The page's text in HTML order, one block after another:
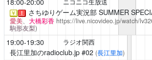
18:00-20:00 ニコニコ生放送
￥ ！ さちゆりゲーム実況部SUMMER
愛美、 大橋彩香 https://live.nicovideo.jp/watch/
駒形友梨)
19:00-19:30 ラジオ関西
長江里加のradioclub.jp#02 (長江里加)